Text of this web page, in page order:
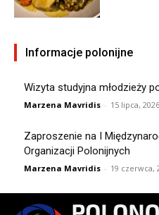
Informacje polonijne
Wizyta studyjna młodzieży
Marzena Mavridis - 15 lipca, 2026
Zaproszenie na I
Organizacji Polonijnych
Marzena Mavridis - 19 czerwca,